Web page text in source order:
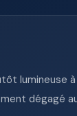
lumineuse
dégagé